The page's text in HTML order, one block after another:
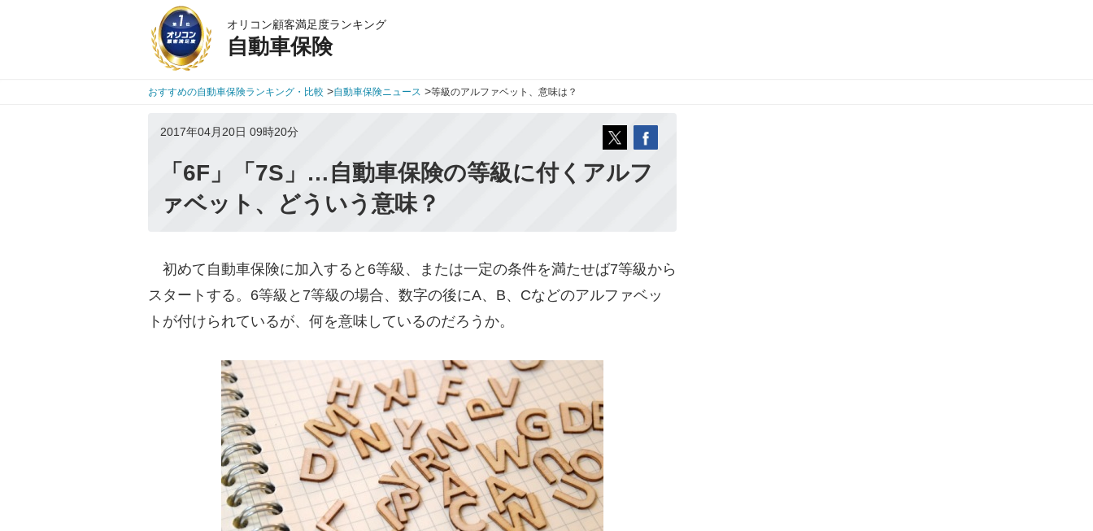
オリコン顧客満足度ランキング
自動車保険
おすすめの自動車保険ランキング・比較 >自動車保険ニュース >等級のアルファベット、意味は？
2017年04月20日 09時20分
「6F」「7S」…自動車保険の等級に付くアルフ
ァベット、どういう意味？
初めて自動車保険に加入すると6等級、または一定の条件を満たせば7等級から
スタートする。6等級と7等級の場合、数字の後にA、B、Cなどのアルファベッ
トが付けられているが、何を意味しているのだろうか。